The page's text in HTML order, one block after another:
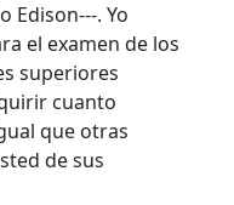
Edison---. Yo
el examen de los
superiores
cuanto
que otras
de sus